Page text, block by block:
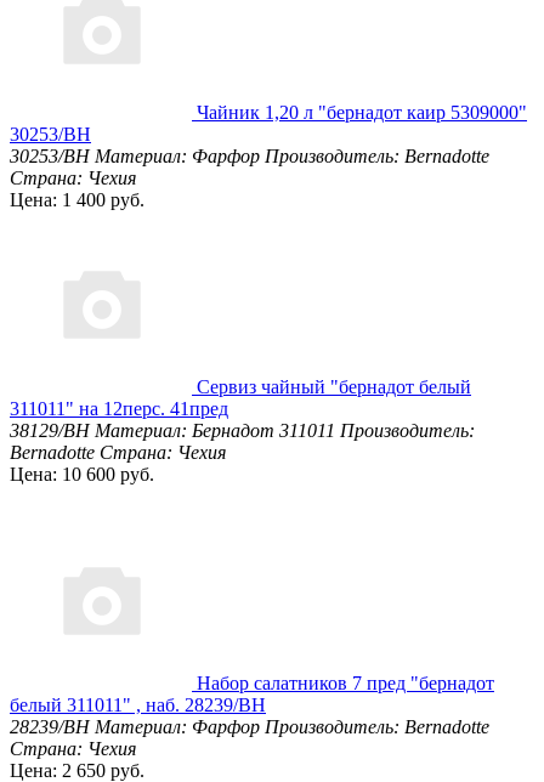
Чайник 1,20 л "бернадот каир 5309000"
30253/BH
30253/BH Материал: Фарфор Производитель: Bernadotte
Страна: Чехия
Цена: 1 400 руб.
Сервиз чайный "бернадот белый
311011" на 12перс. 41пред
38129/BH Материал: Бернадот 311011 Производитель:
Bernadotte Страна: Чехия
Цена: 10 600 руб.
Набор салатников 7 пред "бернадот
белый 311011" , наб. 28239/BH
28239/BH Материал: Фарфор Производитель: Bernadotte
Страна: Чехия
Цена: 2 650 руб.